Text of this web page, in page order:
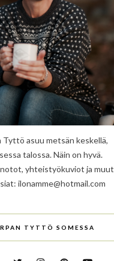
Tyttö asuu metsän keskellä,
talossa. Näin on hyvä.
yhteistyökuviot ja muut
ilonamme@hotmail.com
TYTTÖ SOMESSA